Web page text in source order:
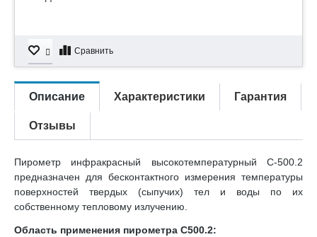
Сравнить
Описание Характеристики Гарантия
Отзывы
Пирометр инфракрасный высокотемпературный C-500.2
предназначен для бесконтактного измерения температуры
поверхностей твердых (сыпучих) тел и воды по их
собственному тепловому излучению.
Область применения пирометра C500.2: